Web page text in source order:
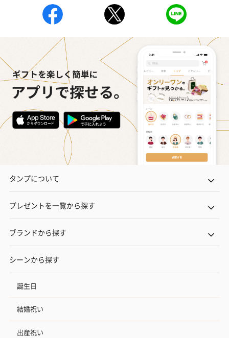
いぶりがっことチーズ
のオイル漬（981円）
ごろっとうまみ チーズ
のオイル漬（塩麹&レモ
ン）（981円）
しょっつるナ
円）
タンプについて
プレゼントを一覧から探す
ブランドから探す
シーンから探す
誕生日
結婚祝い
出産祝い